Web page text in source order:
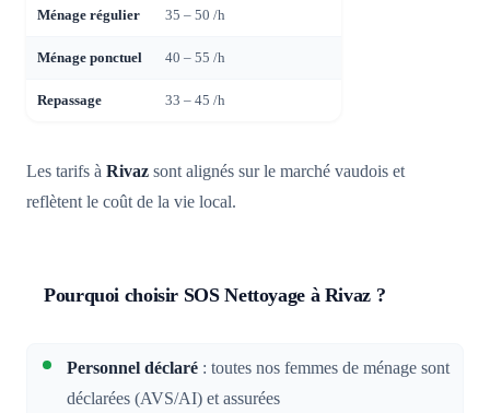
Ménage régulier 35 – 50 /h
Ménage ponctuel 40 – 55 /h
Repassage 33 – 45 /h
Les tarifs à Rivaz sont alignés sur le marché vaudois et
reflètent le coût de la vie local.
Pourquoi choisir SOS Nettoyage à Rivaz ?
Personnel déclaré : toutes nos femmes de ménage sont
déclarées (AVS/AI) et assurées